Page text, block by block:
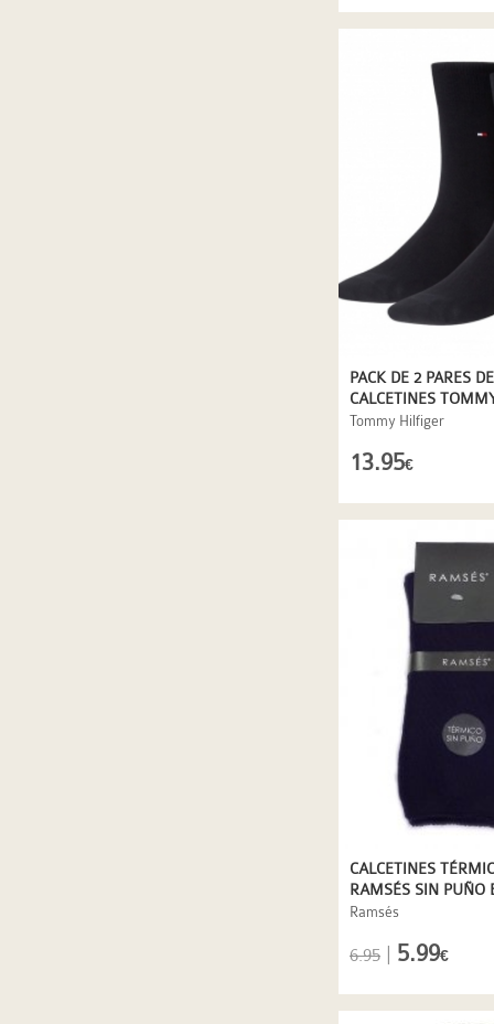
PACK DE 2 PARES DE
CALCETINES
EN MARINO
Tommy Hilfiger
13.95€
CALCETINES
RAMSÉS SIN PUÑO
MARINO
Ramsés
6.95 5.99€